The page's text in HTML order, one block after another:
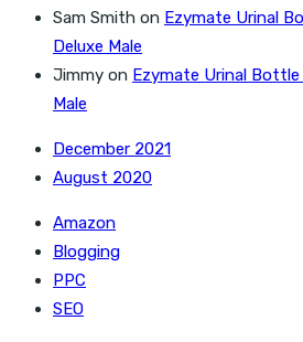
Sam Smith on Ezymate Urinal
Deluxe Male
Jimmy on Ezymate Urinal Bottle
Male
December 2021
August 2020
Amazon
Blogging
PPC
SEO